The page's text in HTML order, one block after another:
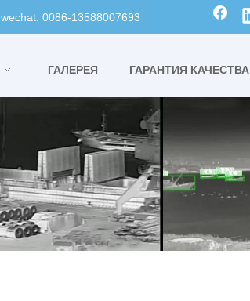
0086-13588007693
ГАЛЕРЕЯ ГАРАНТИЯ КАЧЕСТВА